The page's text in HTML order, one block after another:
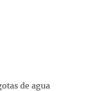
de agua